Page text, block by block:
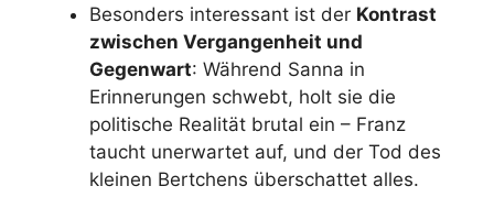
Besonders interessant ist der Kontrast
zwischen Vergangenheit und
Gegenwart: Während Sanna in
Erinnerungen schwebt, holt sie die
politische Realität brutal ein – Franz
taucht unerwartet auf, und der Tod des
kleinen Bertchens überschattet alles.